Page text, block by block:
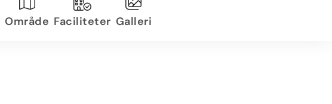
Område Faciliteter Galleri